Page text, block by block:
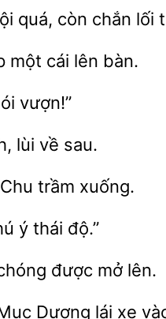
quá, còn chắn lối
một lên bàn.
về sau.
xuống.
ý
mở lên.
xe